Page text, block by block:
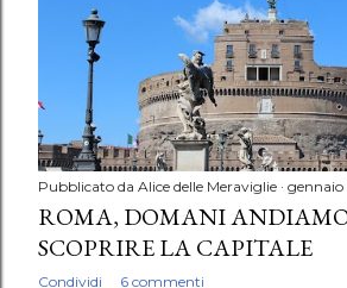
Pubblicato da Alice delle Meraviglie gennaio
ROMA, DOMANI
SCOPRIRE LA CAPITALE
Condividi 6 commenti